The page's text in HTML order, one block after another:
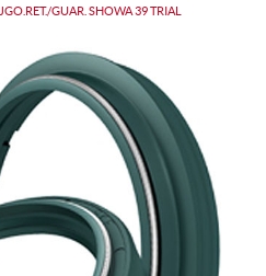
JGO.RET./GUAR. SHOWA 39 TRIAL